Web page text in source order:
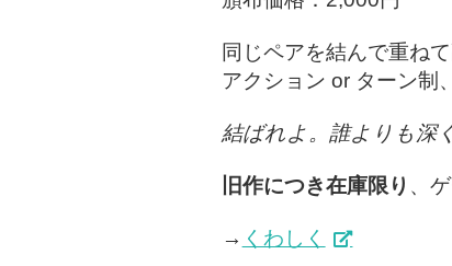
同じペアを結んで重ね
アクション or ターン制
結ばれよ。誰よりも深
旧作につき在庫限り 、
→ くわしく